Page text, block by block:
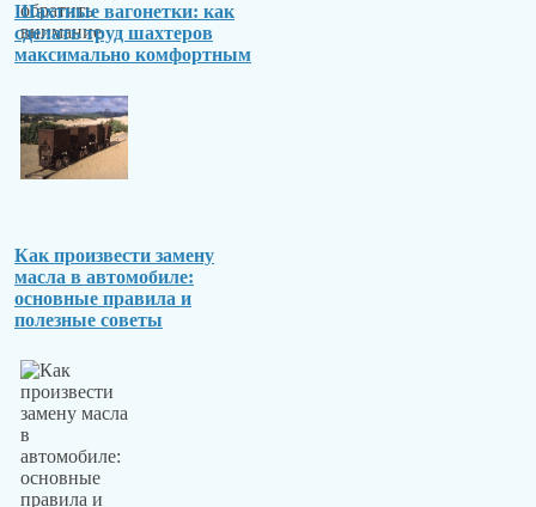
Шахтные вагонетки: как
сделать труд шахтеров
максимально комфортным
Как произвести замену
масла в автомобиле:
основные правила и
полезные советы